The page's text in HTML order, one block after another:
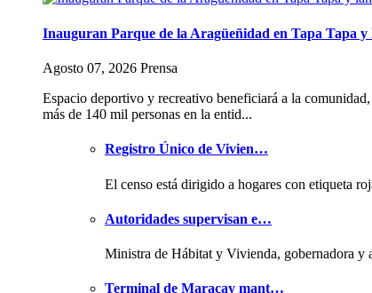
Inauguran Parque de la Aragüeñidad en Tapa Tapa y
Agosto 07, 2026 Prensa
Espacio deportivo y recreativo beneficiará a la
más de 140 mil personas en la entid...
Registro Único de Vivien…
El censo está dirigido a hogares con etiqueta
Autoridades supervisan e…
Ministra de Hábitat y Vivienda, gobernadora y
Terminal de Maracay mant…